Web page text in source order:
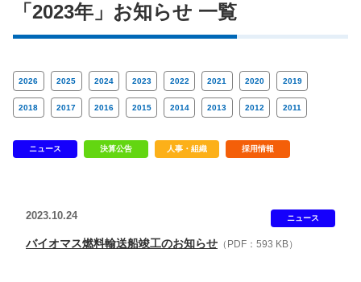
「2023年」お知らせ 一覧
2026 2025 2024 2023 2022 2021 2020 2019
2018 2017 2016 2015 2014 2013 2012 2011
ニュース 決算公告 人事・組織 採用情報
2023.10.24 ニュース
バイオマス燃料輸送船竣工のお知らせ （PDF：593 KB）